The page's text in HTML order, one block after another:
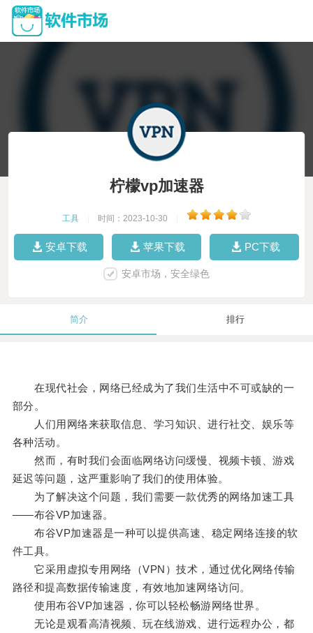
柠檬vp加速器
工具 时间：2023-10-30
安卓下载 苹果下载 PC下载
安卓市场，安全绿色
简介 排行
在现代社会，网络已经成为了我们生活中不可或缺的一
部分。
人们用网络来获取信息、学习知识、进行社交、娱乐等
各种活动。
然而，有时我们会面临网络访问缓慢、视频卡顿、游戏
延迟等问题，这严重影响了我们的使用体验。
为了解决这个问题，我们需要一款优秀的网络加速工具
——布谷VP加速器。
布谷VP加速器是一种可以提供高速、稳定网络连接的软
件工具。
它采用虚拟专用网络（VPN）技术，通过优化网络传输
路径和提高数据传输速度，有效地加速网络访问。
使用布谷VP加速器，你可以轻松畅游网络世界。
无论是观看高清视频、玩在线游戏、进行远程办公，都